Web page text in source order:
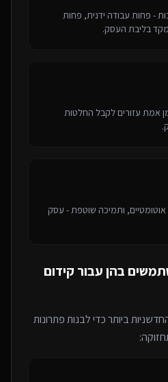
- פחות עבודה ידנית, פחות
בליבת העסק.
אמת עזורים לקבל החלטות
אוטומטיים, ותמיכה שוטפת - עסק
בהן עבור קידום
ביותר כדי לבנות פתרונות